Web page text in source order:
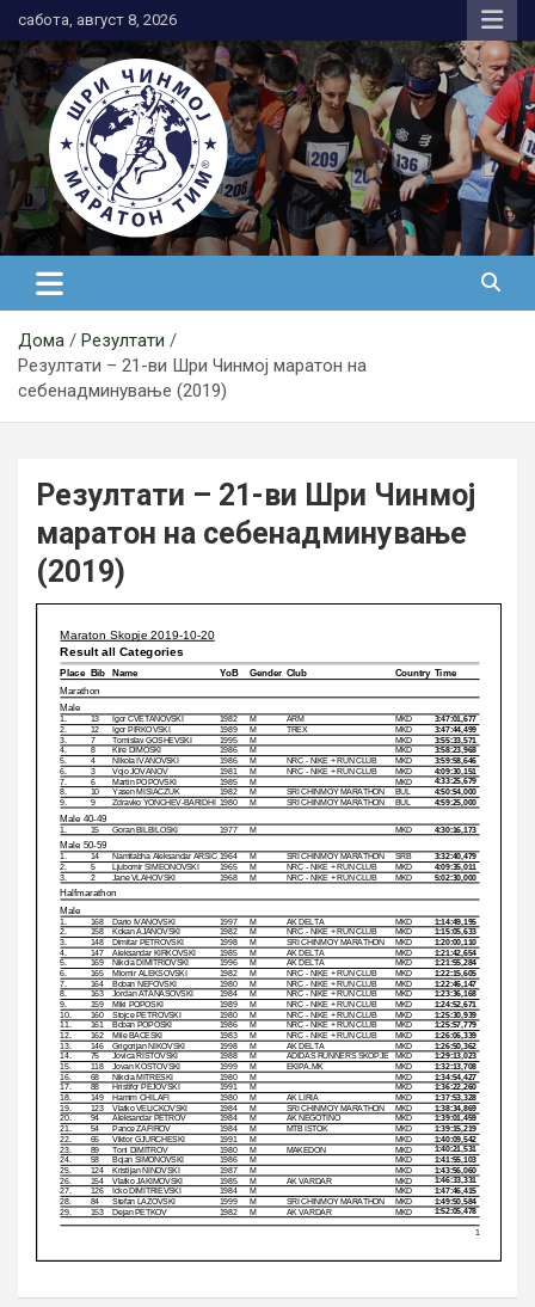
to
content
сабота, август 8, 2026
АК Шри Чинмој – Шри Чинмој
Маратон Тим®
Дома
Резултати
Резултати – 21-ви Шри Чинмој маратон на
себенадминување (2019)
Резултати – 21-ви Шри Чинмој
маратон на себенадминување
(2019)